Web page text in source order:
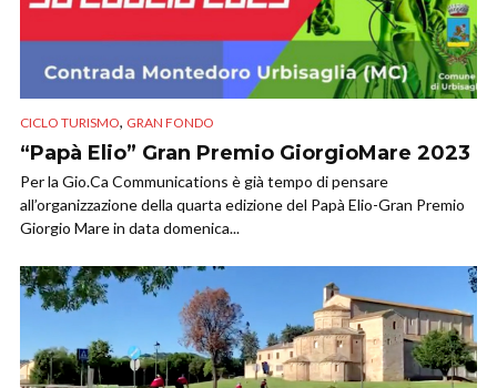
CICLO TURISMO, GRAN FONDO
“Papà Elio” Gran Premio GiorgioMare 2023
Per la Gio.Ca Communications è già tempo di pensare
all’organizzazione della quarta edizione del Papà Elio-Gran Premio
Giorgio Mare in data domenica...